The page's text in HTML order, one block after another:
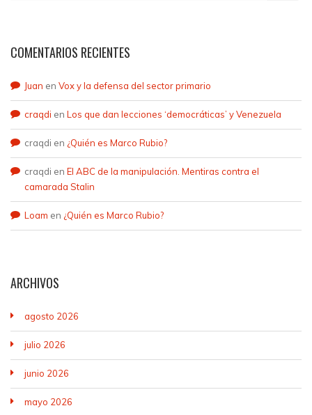
COMENTARIOS RECIENTES
Juan en Vox y la defensa del sector primario
craqdi en Los que dan lecciones ‘democráticas’ y Venezuela
craqdi en ¿Quién es Marco Rubio?
craqdi en El ABC de la manipulación. Mentiras contra el
camarada Stalin
Loam en ¿Quién es Marco Rubio?
ARCHIVOS
agosto 2026
julio 2026
junio 2026
mayo 2026